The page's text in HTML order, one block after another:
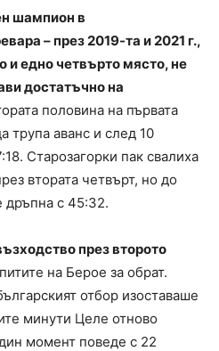
шампион в
– през 2019-та и 2021 г.,
и едно четвърто място, не
достатъчно на
половина на първата
трупа аванс и след 10
Старозагорки пак свалиха
втората четвърт, но до
дръпна с 45:32.
през второто
на Берое за обрат.
отбор изоставаше
минути Целе отново
момент поведе с 22